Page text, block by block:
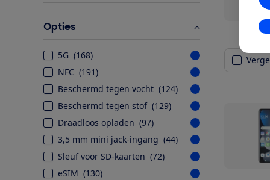
Opties
5G (168)
NFC (191)
Beschermd tegen vocht (124)
Beschermd tegen stof (129)
Draadloos opladen (97)
3,5 mm mini jack-ingang (44)
Sleuf voor SD-kaarten (72)
eSIM (130)